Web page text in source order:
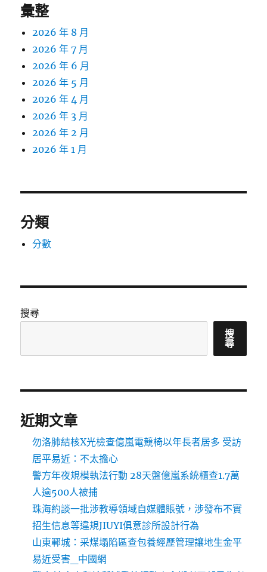
彙整
2026 年 8 月
2026 年 7 月
2026 年 6 月
2026 年 5 月
2026 年 4 月
2026 年 3 月
2026 年 2 月
2026 年 1 月
分類
分數
搜尋
搜
尋
近期文章
勿洛肺結核X光檢查億嵐電競椅以年長者居多 受訪
居平易近：不太擔心
警方年夜規模執法行動 28天盤億嵐系統櫃查1.7萬
人逾500人被捕
珠海約談一批涉教導領域自媒體賬號，涉發布不實
招生信息等違規JIUYI俱意診所設計行為
山東鄆城：采煤塌陷區查包養經歷管理讓地生金平
易近受害_中國網